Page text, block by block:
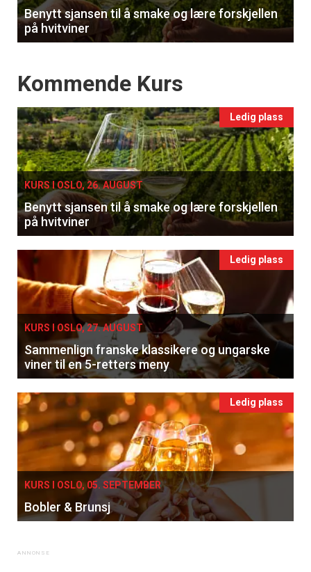
Benytt sjansen til å smake og lære forskjellen
på hvitviner
Events
Kommende Kurs
Ledig plass
KURS I OSLO, 26. AUGUST
Benytt sjansen til å smake og lære forskjellen
på hvitviner
Ledig plass
KURS I OSLO, 27. AUGUST
Sammenlign franske klassikere og ungarske
viner til en 5-retters meny
Ledig plass
KURS I OSLO, 05. SEPTEMBER
Bobler & Brunsj